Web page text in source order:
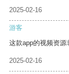
2025-02-16
游客
这款app的视频资源
2025-02-16